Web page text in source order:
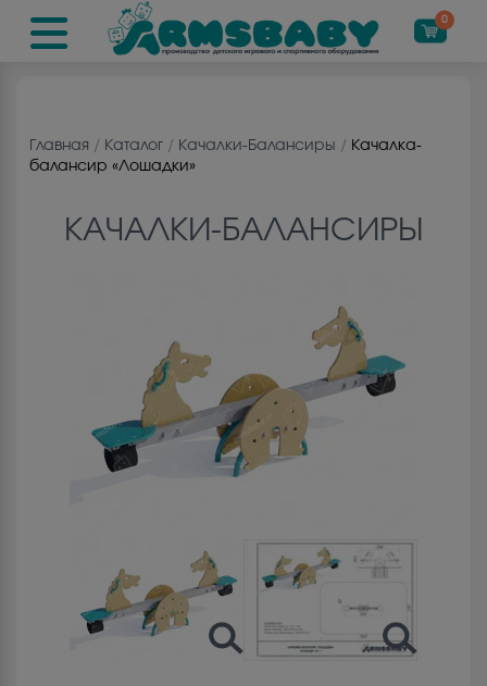
0
Главная / Каталог / Качалки-Балансиры / Качалка-
балансир «Лошадки»
КАЧАЛКИ-БАЛАНСИРЫ